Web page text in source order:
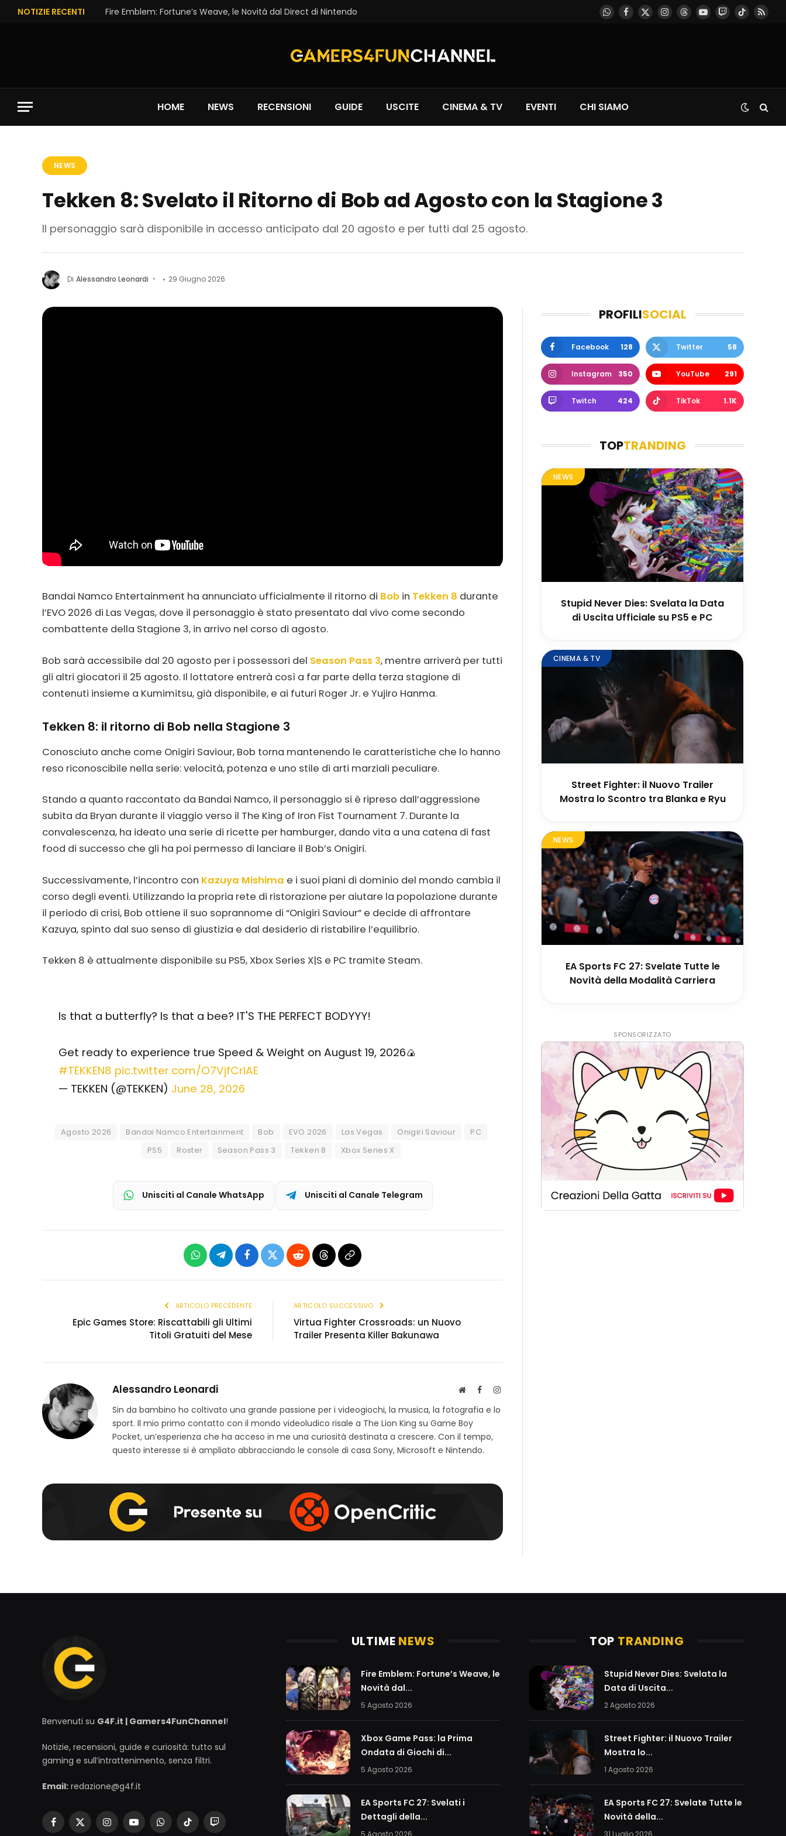
NOTIZIE RECENTI Fire Emblem: Fortune’s Weave, le Novità dal Direct di Nintendo WhatsApp
Facebook
X
Instagram
ThreadsYouTube
TwitchTikTok
RSS
HOME NEWS RECENSIONI GUIDE USCITE CINEMA & TV EVENTI CHI SIAMO
NEWS
Tekken 8: Svelato il Ritorno di Bob ad Agosto con la Stagione 3
Il personaggio sarà disponibile in accesso anticipato dal 20 agosto e per tutti dal 25 agosto.
Di Alessandro Leonardi 29 Giugno 2026
Bandai Namco Entertainment ha annunciato ufficialmente il ritorno di Bob in Tekken 8 durante
l’EVO 2026 di Las Vegas, dove il personaggio è stato presentato dal vivo come secondo
combattente della Stagione 3, in arrivo nel corso di agosto.
Bob sarà accessibile dal 20 agosto per i possessori del Season Pass 3, mentre arriverà per tutti
gli altri giocatori il 25 agosto. Il lottatore entrerà così a far parte della terza stagione di
contenuti insieme a Kumimitsu, già disponibile, e ai futuri Roger Jr. e Yujiro Hanma.
Tekken 8: il ritorno di Bob nella Stagione 3
Conosciuto anche come Onigiri Saviour, Bob torna mantenendo le caratteristiche che lo hanno
reso riconoscibile nella serie: velocità, potenza e uno stile di arti marziali peculiare.
Stando a quanto raccontato da Bandai Namco, il personaggio si è ripreso dall’aggressione
subita da Bryan durante il viaggio verso il The King of Iron Fist Tournament 7. Durante la
convalescenza, ha ideato una serie di ricette per hamburger, dando vita a una catena di fast
food di successo che gli ha poi permesso di lanciare il Bob’s Onigiri.
Successivamente, l’incontro con Kazuya Mishima e i suoi piani di dominio del mondo cambia il
corso degli eventi. Utilizzando la propria rete di ristorazione per aiutare la popolazione durante
il periodo di crisi, Bob ottiene il suo soprannome di “Onigiri Saviour” e decide di affrontare
Kazuya, spinto dal suo senso di giustizia e dal desiderio di ristabilire l’equilibrio.
Tekken 8 è attualmente disponibile su PS5, Xbox Series X|S e PC tramite Steam.
Is that a butterfly? Is that a bee? IT'S THE PERFECT BODYYY!
Get ready to experience true Speed & Weight on August 19, 2026🍙
#TEKKEN8 pic.twitter.com/O7VjfCrIAE
— TEKKEN (@TEKKEN) June 28, 2026
Agosto 2026 Bandai Namco Entertainment Bob EVO 2026 Las Vegas Onigiri Saviour
PC
PS5
Roster Season Pass 3 Tekken 8 Xbox Series X
Unisciti al Canale WhatsApp Unisciti al Canale Telegram
WhatsAppTelegramFacebook
X
RedditThreadsCopia
ARTICOLO PRECEDENTE
Epic Games Store: Riscattabili gli Ultimi
Titoli Gratuiti del Mese
ARTICOLO SUCCESSIVO
Virtua Fighter Crossroads: un Nuovo
Trailer Presenta Killer Bakunawa
Alessandro Leonardi
S
t
o
w
e
F
c
b
o
I
Sin da bambino ho coltivato una grande passione per i videogiochi, la musica, la fotografia e lo
sport. Il mio primo contatto con il mondo videoludico risale a The Lion King su Game Boy
Pocket, un’esperienza che ha acceso in me una curiosità destinata a crescere. Con il tempo,
questo interesse si è ampliato abbracciando le console di casa Sony, Microsoft e Nintendo.
PROFILISOCIAL
Facebook 128 Twitter 58
Instagram 350 YouTube 291
Twitch 424 TikTok 1.1K
TOPTRANDING
NEWS
Stupid Never Dies: Svelata la Data
di Uscita Ufficiale su PS5 e PC
CINEMA & TV
Street Fighter: il Nuovo Trailer
Mostra lo Scontro tra Blanka e Ryu
NEWS
EA Sports FC 27: Svelate Tutte le
Novità della Modalità Carriera
SPONSORIZZATO
Benvenuti su G4F.it | Gamers4FunChannel!
Notizie, recensioni, guide e curiosità: tutto sul
gaming e sull’intrattenimento, senza filtri.
Email: redazione@g4f.it
Facebook
X
InstagramYouTubeWhatsAppTikTokTwitch
ULTIME NEWS
Fire Emblem: Fortune’s Weave, le
Novità dal...
5 Agosto 2026
Xbox Game Pass: la Prima
Ondata di Giochi di...
5 Agosto 2026
EA Sports FC 27: Svelati i
Dettagli della...
5 Agosto 2026
TOP TRANDING
Stupid Never Dies: Svelata la
Data di Uscita...
2 Agosto 2026
Street Fighter: il Nuovo Trailer
Mostra lo...
1 Agosto 2026
EA Sports FC 27: Svelate Tutte le
Novità della...
31 Luglio 2026